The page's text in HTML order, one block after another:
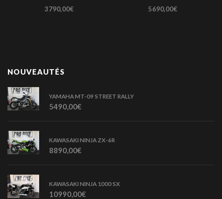
3790,00€ 5690,00€
NOUVEAUTÉS
YAMAHA MT-09 STREET RALLY
5490,00€
KAWASAKI NINJA ZX-6R
8890,00€
KAWASAKI NINJA 1000 SX
10990,00€